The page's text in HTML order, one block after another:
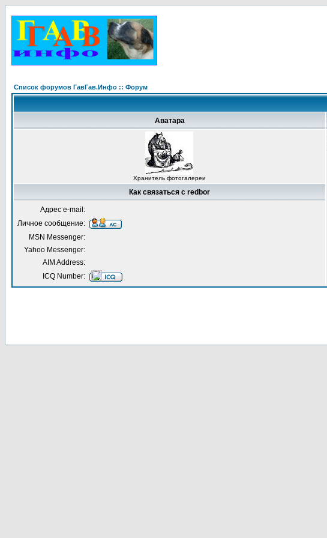
Список форумов ГавГав.Инфо :: Форум
Аватара
Хранитель фотогалереи
Как связаться с redbor
Адрес e-mail:
Личное сообщение:
MSN Messenger:
Yahoo Messenger:
AIM Address:
ICQ Number: